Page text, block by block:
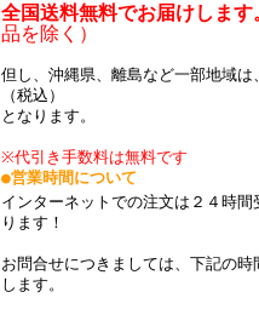
全国送料無料でお届けします
品を除く）
但し、沖縄県、離島など一部地域
（税込）
となります。
※代引き手数料は無料です
●営業時間について
インターネットでの注文は２４時間
ります！
お問合せにつきましては、下記の時
します。